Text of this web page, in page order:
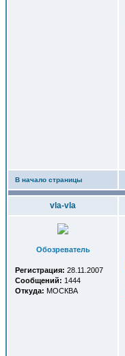
В начало страницы
vla-vla
Обозреватель
Регистрация: 28.11.2007
Сообщений: 1444
Откуда: МОСКВА